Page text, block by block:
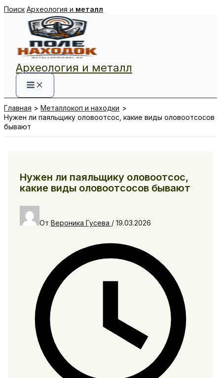
Перейти
содержимому
Поиск Археология и металл
Археология и металл
Главная
Металлокоп и находки
Нужен ли паяльщику оловоотсос, какие виды оловоотсосов
бывают
Нужен ли паяльщику оловоотсос,
какие виды оловоотсосов бывают
От Вероника Гусева / 19.03.2026